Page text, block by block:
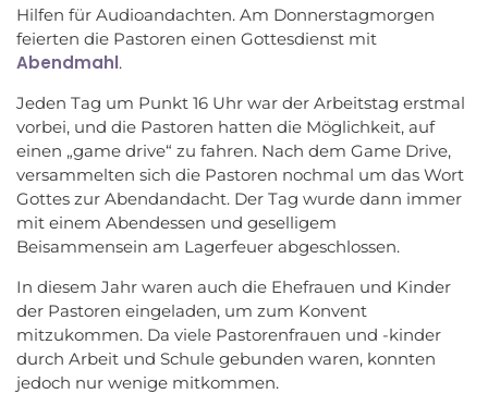
Hilfen für Audioandachten. Am Donnerstagmorgen
feierten die Pastoren einen Gottesdienst mit
Abendmahl.
Jeden Tag um Punkt 16 Uhr war der Arbeitstag erstmal
vorbei, und die Pastoren hatten die Möglichkeit, auf
einen „game drive“ zu fahren. Nach dem Game Drive,
versammelten sich die Pastoren nochmal um das Wort
Gottes zur Abendandacht. Der Tag wurde dann immer
mit einem Abendessen und geselligem
Beisammensein am Lagerfeuer abgeschlossen.
In diesem Jahr waren auch die Ehefrauen und Kinder
der Pastoren eingeladen, um zum Konvent
mitzukommen. Da viele Pastorenfrauen und -kinder
durch Arbeit und Schule gebunden waren, konnten
jedoch nur wenige mitkommen.